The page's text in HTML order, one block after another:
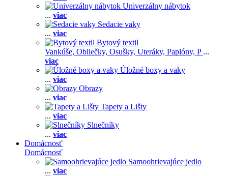
Univerzálny nábytok
... viac
Sedacie vaky
... viac
Bytový textil
Vankúše, Obliečky, Osušky, Uteráky, Paplóny, P ...
viac
Úložné boxy a vaky
... viac
Obrazy
... viac
Tapety a Lišty
... viac
Slnečníky
... viac
Domácnosť
Domácnosť
Samoohrievajúce jedlo
... viac